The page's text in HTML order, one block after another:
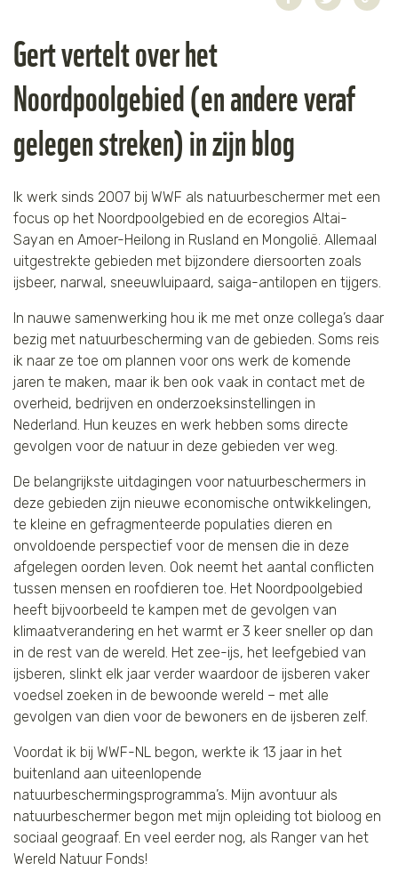
Gert vertelt over het
Noordpoolgebied (en andere veraf
gelegen streken) in zijn blog
Ik werk sinds 2007 bij WWF als natuurbeschermer met een
focus op het Noordpoolgebied en de ecoregios Altai-
Sayan en Amoer-Heilong in Rusland en Mongolië. Allemaal
uitgestrekte gebieden met bijzondere diersoorten zoals
ijsbeer, narwal, sneeuwluipaard, saiga-antilopen en tijgers.
In nauwe samenwerking hou ik me met onze collega’s daar
bezig met natuurbescherming van de gebieden. Soms reis
ik naar ze toe om plannen voor ons werk de komende
jaren te maken, maar ik ben ook vaak in contact met de
overheid, bedrijven en onderzoeksinstellingen in
Nederland. Hun keuzes en werk hebben soms directe
gevolgen voor de natuur in deze gebieden ver weg.
De belangrijkste uitdagingen voor natuurbeschermers in
deze gebieden zijn nieuwe economische ontwikkelingen,
te kleine en gefragmenteerde populaties dieren en
onvoldoende perspectief voor de mensen die in deze
afgelegen oorden leven. Ook neemt het aantal conflicten
tussen mensen en roofdieren toe. Het Noordpoolgebied
heeft bijvoorbeeld te kampen met de gevolgen van
klimaatverandering en het warmt er 3 keer sneller op dan
in de rest van de wereld. Het zee-ijs, het leefgebied van
ijsberen, slinkt elk jaar verder waardoor de ijsberen vaker
voedsel zoeken in de bewoonde wereld – met alle
gevolgen van dien voor de bewoners en de ijsberen zelf.
Voordat ik bij WWF-NL begon, werkte ik 13 jaar in het
buitenland aan uiteenlopende
natuurbeschermingsprogramma’s. Mijn avontuur als
natuurbeschermer begon met mijn opleiding tot bioloog en
sociaal geograaf. En veel eerder nog, als Ranger van het
Wereld Natuur Fonds!
Koraal
Leeuw
Luipaard
Neushoorn
Olifant
Orang-oetan
Panda
Steur
Tijger
IJsbeer
Zeeschildpad
Speelgoed